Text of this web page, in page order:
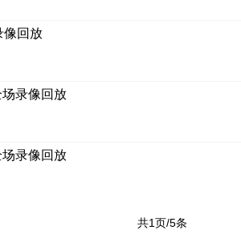
像回放
录像回放
录像回放
共1页/5条